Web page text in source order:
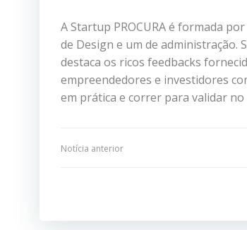
A Startup PROCURA é formada
de Design e um de administração.
destaca os ricos feedbacks
empreendedores e investidores
em prática e correr para validar
Navegação
Notícia anterior